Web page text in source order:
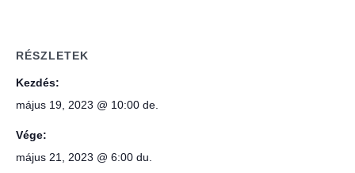
RÉSZLETEK
Kezdés:
május 19, 2023 @ 10:00 de.
Vége:
május 21, 2023 @ 6:00 du.